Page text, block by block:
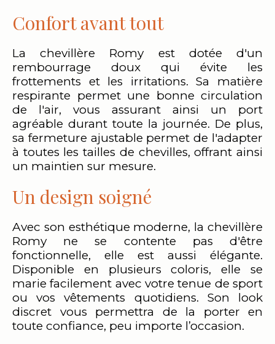
Confort avant tout
La chevillère Romy est dotée d'un
rembourrage doux qui évite les
frottements et les irritations. Sa matière
respirante permet une bonne circulation
de l'air, vous assurant ainsi un port
agréable durant toute la journée. De plus,
sa fermeture ajustable permet de l'adapter
à toutes les tailles de chevilles, offrant ainsi
un maintien sur mesure.
Un design soigné
Avec son esthétique moderne, la chevillère
Romy ne se contente pas d'être
fonctionnelle, elle est aussi élégante.
Disponible en plusieurs coloris, elle se
marie facilement avec votre tenue de sport
ou vos vêtements quotidiens. Son look
discret vous permettra de la porter en
toute confiance, peu importe l’occasion.